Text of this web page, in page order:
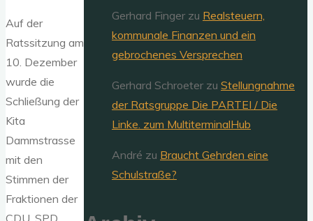
Auf der
Ratssitzung am
10. Dezember
wurde die
Schließung der
Kita
Dammstrasse
mit den
Stimmen der
Fraktionen der
CDU, SPD,
Gerhard Finger zu Realsteuern,
kommunale Finanzen und ein
gebrochenes Versprechen
Gerhard Schroeter zu Stellungnahme
der Ratsgruppe Die PARTEI / Die
Linke. zum MultiterminalHub
André zu Braucht Gehrden eine
Schulstraße?